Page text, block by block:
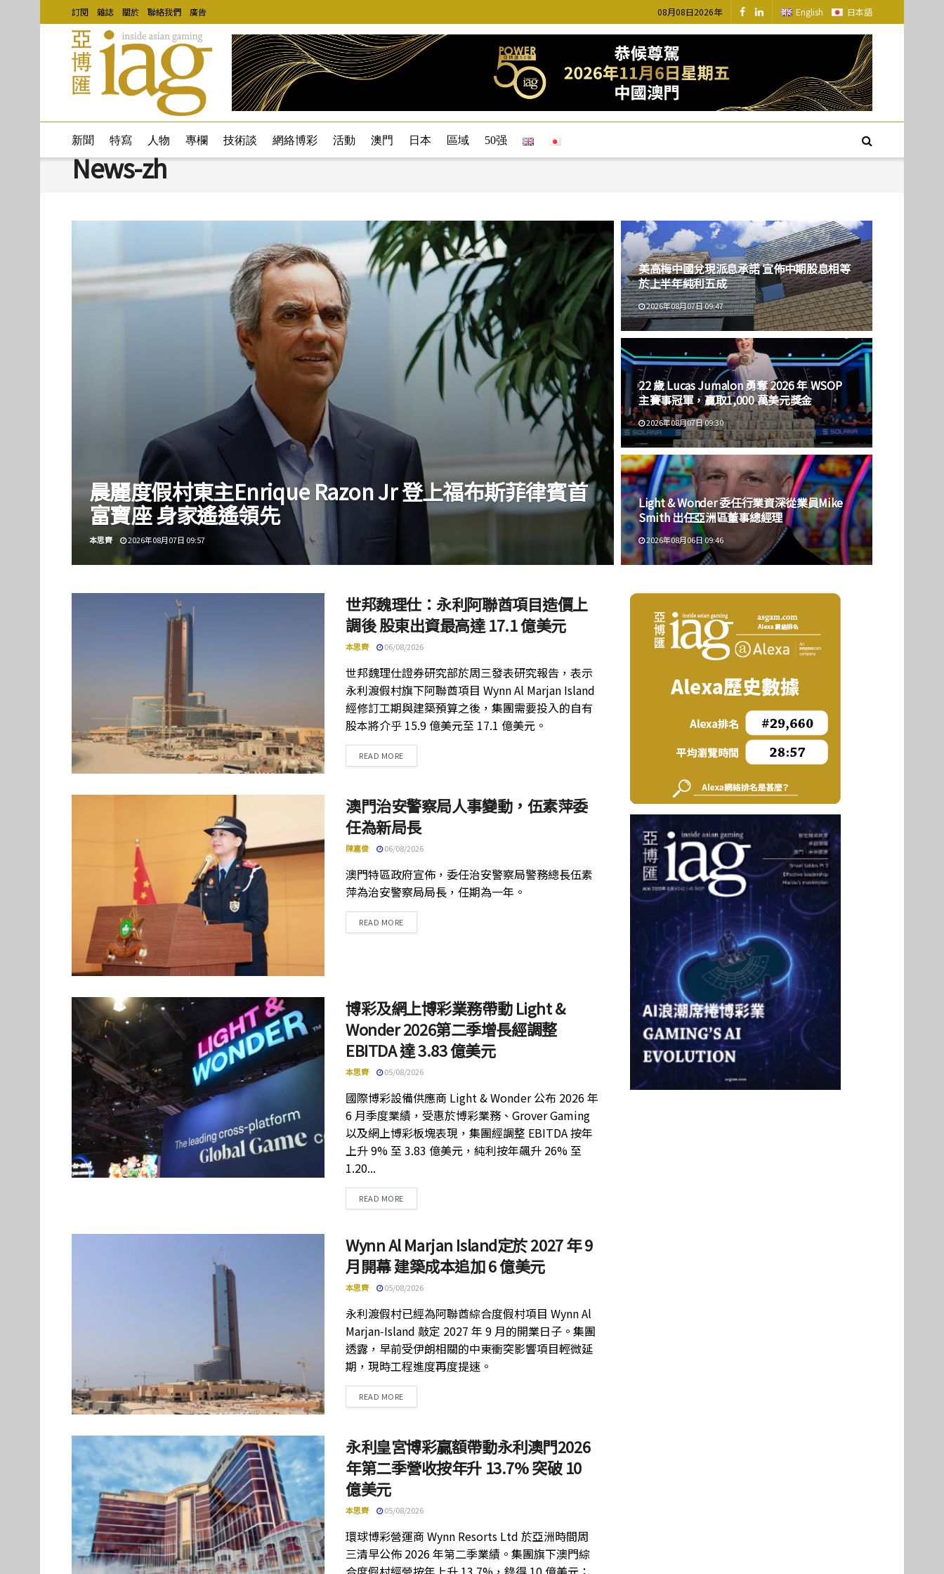
訂閱 雜誌 關於 聯絡我們 廣告 08月08日2026年 English 日本語
新聞 特寫 人物 專欄 技術談 網絡博彩 活動 澳門 日本 區域 50强
News-zh
晨麗度假村東主Enrique Razon Jr 登上福布斯菲律賓首
富寶座 身家遙遙領先
本思齊 2026年08月07日 09:57
美高梅中國兌現派息承諾 宣佈中期股息相等
於上半年純利五成
2026年08月07日 09:47
22 歲 Lucas Jumalon 勇奪 2026 年 WSOP
主賽事冠軍，贏取1,000 萬美元獎金
2026年08月07日 09:30
Light & Wonder 委任行業資深從業員Mike
Smith 出任亞洲區董事總經理
2026年08月06日 09:46
世邦魏理仕：永利阿聯酋項目造價上
調後 股東出資最高達 17.1 億美元
本思齊 06/08/2026
世邦魏理仕證券研究部於周三發表研究報告，表示
永利渡假村旗下阿聯酋項目 Wynn Al Marjan Island
經修訂工期與建築預算之後，集團需要投入的自有
股本將介乎 15.9 億美元至 17.1 億美元。
READ MOREDETAILS
澳門治安警察局人事變動，伍素萍委
任為新局長
陳嘉俊 06/08/2026
澳門特區政府宣佈，委任治安警察局警務總長伍素
萍為治安警察局局長，任期為一年。
READ MOREDETAILS
博彩及網上博彩業務帶動 Light &
Wonder 2026第二季增長經調整
EBITDA 達 3.83 億美元
本思齊 05/08/2026
國際博彩設備供應商 Light & Wonder 公布 2026 年
6 月季度業績，受惠於博彩業務、Grover Gaming
以及網上博彩板塊表現，集團經調整 EBITDA 按年
上升 9% 至 3.83 億美元，純利按年飆升 26% 至
1.20...
READ MOREDETAILS
Wynn Al Marjan Island定於 2027 年 9
月開幕 建築成本追加 6 億美元
本思齊 05/08/2026
永利渡假村已經為阿聯酋綜合度假村項目 Wynn Al
Marjan‑Island 敲定 2027 年 9 月的開業日子。集團
透露，早前受伊朗相關的中東衝突影響項目輕微延
期，現時工程進度再度提速。
READ MOREDETAILS
永利皇宮博彩贏額帶動永利澳門2026
年第二季營收按年升 13.7% 突破 10
億美元
本思齊 05/08/2026
環球博彩營運商 Wynn Resorts Ltd 於亞洲時間周
三清早公佈 2026 年第二季業績。集團旗下澳門綜